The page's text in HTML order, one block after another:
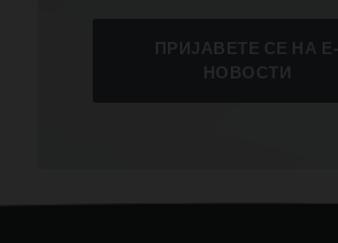
ПРИЈАВЕТЕ СЕ НА Е-
НОВОСТИ